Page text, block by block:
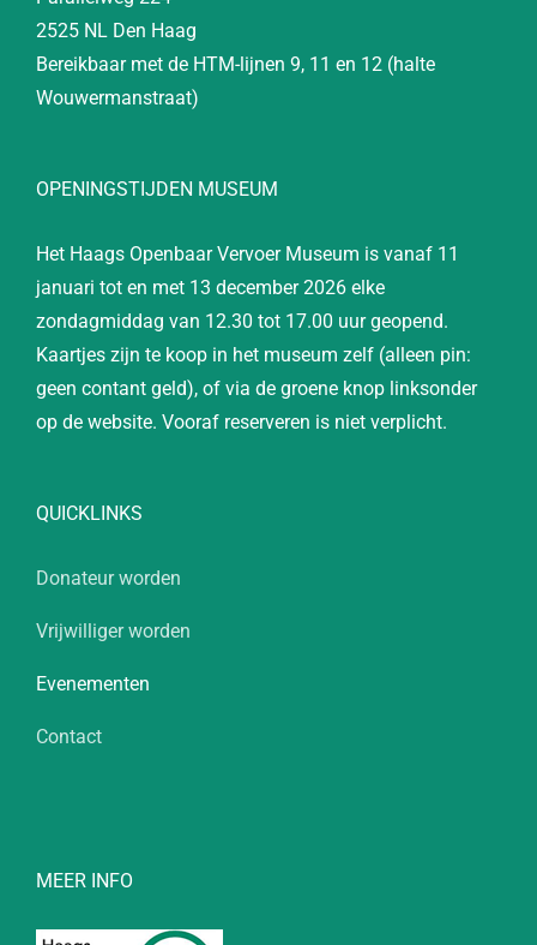
2525 NL Den Haag
Bereikbaar met de HTM-lijnen 9, 11 en 12 (halte
Wouwermanstraat)
OPENINGSTIJDEN MUSEUM
Het Haags Openbaar Vervoer Museum is vanaf 11
januari tot en met 13 december 2026 elke
zondagmiddag van 12.30 tot 17.00 uur geopend.
Kaartjes zijn te koop in het museum zelf (alleen pin:
geen contant geld), of via de groene knop linksonder
op de website. Vooraf reserveren is niet verplicht.
QUICKLINKS
Donateur worden
Vrijwilliger worden
Evenementen
Contact
MEER INFO